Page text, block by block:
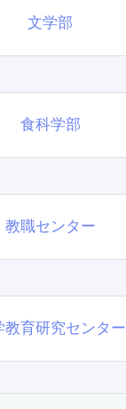
文学部
食科学部
教職センター
教育研究センター